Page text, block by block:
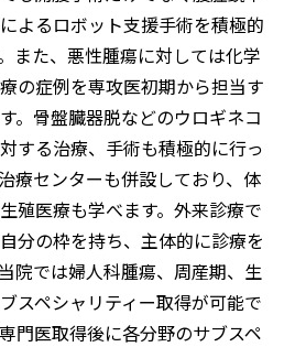
よるロボット支援手術を積極的
また、悪性腫瘍に対しては化学
の症例を専攻医初期から担当す
。骨盤臓器脱などのウロギネコ
する治療、手術も積極的に行っ
療センターも併設しており、体
殖医療も学べます。外来診療で
分の枠を持ち、主体的に診療を
院では婦人科腫瘍、周産期、生
スペシャリティー取得が可能で
門医取得後に各分野のサブスペ